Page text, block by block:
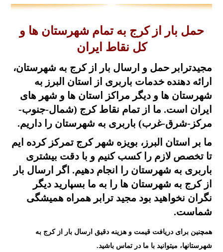
حمل بار از کرج به تمام شهرستان ها و
کل نقاط ایران
مجیدترابرحمل و ارسال بار از کرج به شهرستان،
ارائه دهنده خدمات باربری از استان البرز به
شهرستان ها و دیگر مراکز استان ها و شهر های
ایران است. ما از تمام نقاط کرج (شمال-جنوب-
مرکز-شرق-غرب) باربری به شهرستان را داریم.
ما بر استان البرز، بویزه شهر کرج تمرکز کرده ایم
تا تخصص لازم را کسب کنیم و با دقت بیشتری
باربری به شهرستان را انجام دهیم. اگر ارسال بار
از کرج به شهرستان ها را به ما بسپارید دیگر
نگران نخواهید بود مجید ترابر همراه همیشگی
شماست.
همچنین برای دریافت قیمت و هزینه دقیق ارسال بار از کرج به
شهرستانها، میتوانید با ما درتماس باشید.